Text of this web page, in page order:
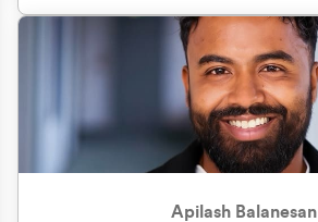
Apilash Balanesan